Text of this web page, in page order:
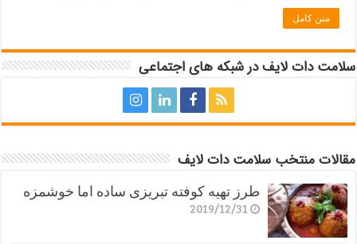
متن کامل
سلامت دات لایف در شبکه های اجتماعی
مقالات منتخب سلامت دات لایف
طرز تهیه کوفته تبریزی ساده اما خوشمزه
2019/12/31